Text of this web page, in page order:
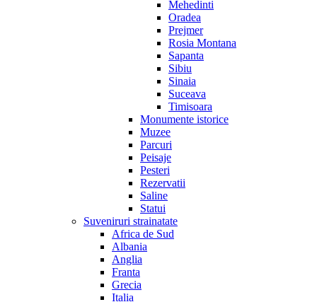
Mehedinti
Oradea
Prejmer
Rosia Montana
Sapanta
Sibiu
Sinaia
Suceava
Timisoara
Monumente istorice
Muzee
Parcuri
Peisaje
Pesteri
Rezervatii
Saline
Statui
Suveniruri strainatate
Africa de Sud
Albania
Anglia
Franta
Grecia
Italia